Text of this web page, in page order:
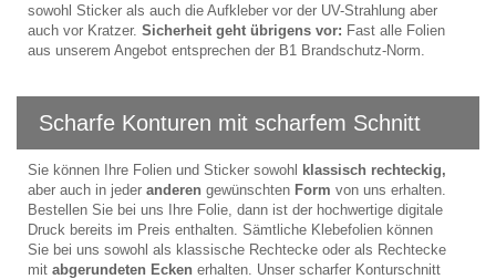
sowohl Sticker als auch die Aufkleber vor der UV-Strahlung aber
auch vor Kratzer. Sicherheit geht übrigens vor: Fast alle Folien
aus unserem Angebot entsprechen der B1 Brandschutz-Norm.
Scharfe Konturen mit scharfem Schnitt
Sie können Ihre Folien und Sticker sowohl klassisch rechteckig,
aber auch in jeder anderen gewünschten Form von uns erhalten.
Bestellen Sie bei uns Ihre Folie, dann ist der hochwertige digitale
Druck bereits im Preis enthalten. Sämtliche Klebefolien können
Sie bei uns sowohl als klassische Rechtecke oder als Rechtecke
mit abgerundeten Ecken erhalten. Unser scharfer Konturschnitt